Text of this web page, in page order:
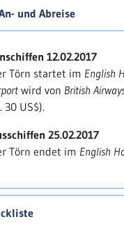
mit der
und Abreise
12.02.2017
Törn startet im English
wird von British
30 US$).
25.02.2017
Törn endet im English